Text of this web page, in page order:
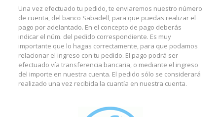
Una vez efectuado tu pedido, te enviaremos nuestro número
de cuenta, del banco Sabadell, para que puedas realizar el
pago por adelantado. En el concepto de pago deberás
indicar el núm. del pedido correspondiente. Es muy
importante que lo hagas correctamente, para que podamos
relacionar el ingreso con tu pedido. El pago podrá ser
efectuado vía transferencia bancaria, o mediante el ingreso
del importe en nuestra cuenta. El pedido sólo se considerará
realizado una vez recibida la cuantía en nuestra cuenta.